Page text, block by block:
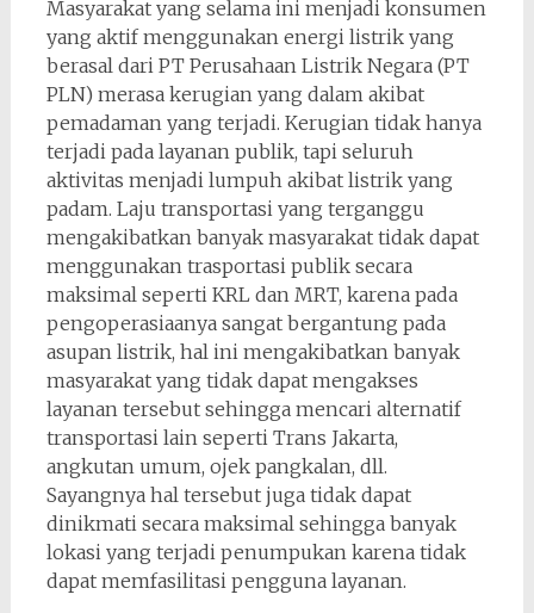
Masyarakat yang selama ini menjadi konsumen
yang aktif menggunakan energi listrik yang
berasal dari PT Perusahaan Listrik Negara (PT
PLN) merasa kerugian yang dalam akibat
pemadaman yang terjadi. Kerugian tidak hanya
terjadi pada layanan publik, tapi seluruh
aktivitas menjadi lumpuh akibat listrik yang
padam. Laju transportasi yang terganggu
mengakibatkan banyak masyarakat tidak dapat
menggunakan trasportasi publik secara
maksimal seperti KRL dan MRT, karena pada
pengoperasiaanya sangat bergantung pada
asupan listrik, hal ini mengakibatkan banyak
masyarakat yang tidak dapat mengakses
layanan tersebut sehingga mencari alternatif
transportasi lain seperti Trans Jakarta,
angkutan umum, ojek pangkalan, dll.
Sayangnya hal tersebut juga tidak dapat
dinikmati secara maksimal sehingga banyak
lokasi yang terjadi penumpukan karena tidak
dapat memfasilitasi pengguna layanan.